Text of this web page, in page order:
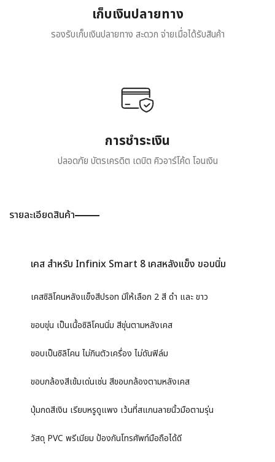
เก็บเงินปลายทาง
รองรับเก็บเงินปลายทาง สะดวก จ่ายเมื่อได้รับสินค้า
การชำระเงิน
ปลอดภัย บัตรเครดิต เดบิต คิวอาร์โค้ด โอนเงิน
รายละเอียดสินค้า
เคส สำหรับ Infinix Smart 8 เคสหลังแข็ง ขอบนิ่ม
เคสซิลิโคนหลังแข็งสีปรอท มีให้เลือก 2 สี ดำ และ ขาว
ขอบขุ่น เป็นเนื้อซิลิโคนนิ่ม สีขุ่นตามหลังเคส
ขอบเป็นซิลิโคน ไม่กินตัวเครื่อง ไม่ดันฟิล์ม
ขอบกล้องสีเข้มเด่นเช่น สีขอบกล้องตามหลังเคส
ปุ่มกดสีเงิน เรียบหรูดูแพง เว้นที่สแกนลายนิ้วมือตามรุ่น
วัสดุ PVC พรีเมียม ป้องกันโทรศัพท์มือถือได้ดี